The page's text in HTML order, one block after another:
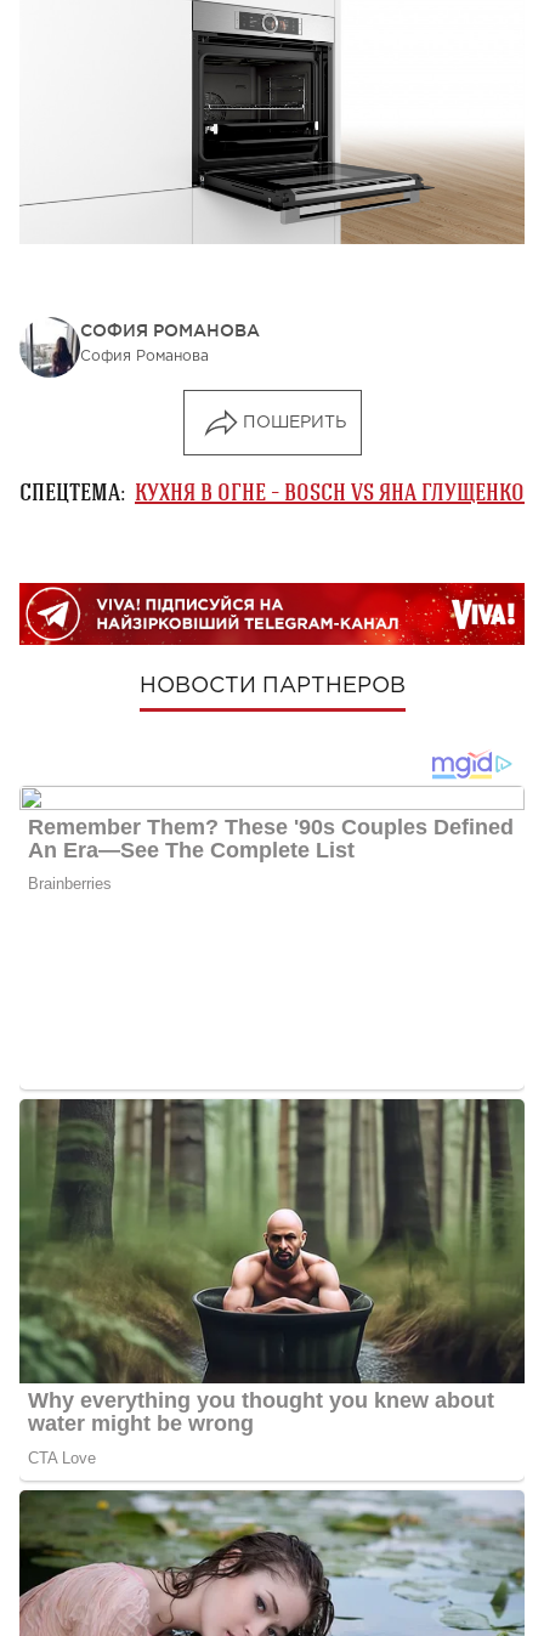
СОФИЯ РОМАНОВА
София Романова
ПОШЕРИТЬ
СПЕЦТЕМА: КУХНЯ В ОГНЕ – BOSCH VS ЯНА ГЛУЩЕНКО
НОВОСТИ ПАРТНЕРОВ